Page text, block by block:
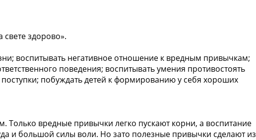
здорово».
воспитывать негативное отношение к вредным привычкам;
поведения; воспитывать умения противостоять
побуждать детей к формированию у себя хороших
Только вредные привычки легко пускают корни, а воспитание
и большой силы воли. Но зато полезные привычки сделают из